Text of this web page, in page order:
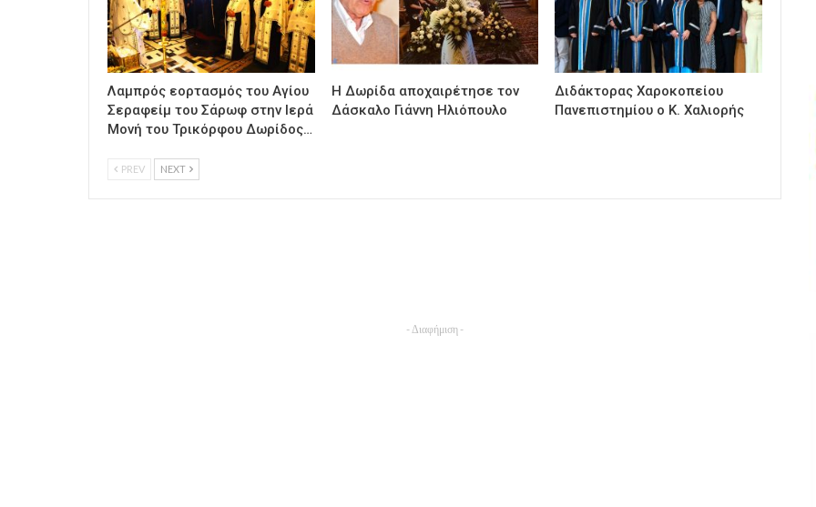
Λαμπρός εορτασμός του Αγίου
Σεραφείμ του Σάρωφ στην Ιερά
Μονή του Τρικόρφου Δωρίδος…
Η Δωρίδα αποχαιρέτησε τον
Δάσκαλο Γιάννη Ηλιόπουλο
Διδάκτορας Χαροκοπείου
Πανεπιστημίου ο Κ. Χαλιορής
PREV NEXT
- Διαφήμιση -